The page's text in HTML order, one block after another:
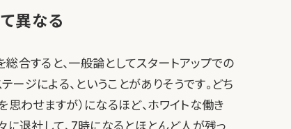
異なる
合すると、一般論としてスタートアップでの
ジによる、ということがありそうです。どち
思わせますが）になるほど、ホワイトな働き
に退社して、7時になるとほとんど人が残っ